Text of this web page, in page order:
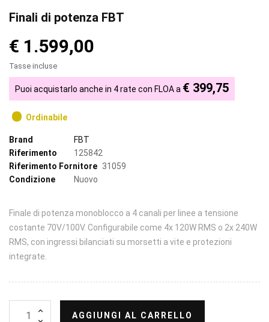
Finali di potenza FBT
€ 1.599,00
Tasse incluse
Puoi acquistarlo anche in 4 rate con FLOA a € 399,75
Ordinabile
Brand
FBT
Riferimento
125842
Riferimento Fornitore 31059
Condizione
Nuovo
Finale di potenza monoblocco a 4 canali per linee a tensione
costante 70V/100V. Configurabile come 4x 120W RMS o 2x 240W
RMS, con ingressi bilanciati su morsetti a vite e protezioni
integrate.
AGGIUNGI AL CARRELLO